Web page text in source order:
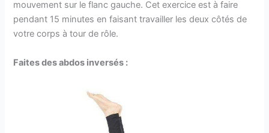
mouvement sur le flanc gauche. Cet exercice est à faire
pendant 15 minutes en faisant travailler les deux côtés de
votre corps à tour de rôle.
Faites des abdos inversés :